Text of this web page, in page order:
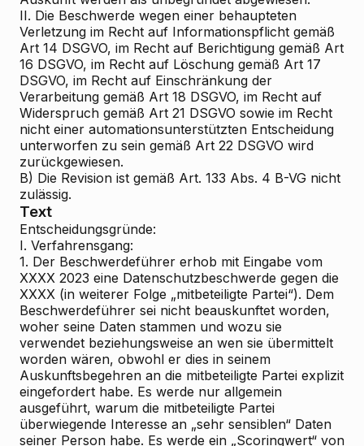
II. Die Beschwerde wegen einer behaupteten
Verletzung im Recht auf Informationspflicht gemäß
Art 14 DSGVO, im Recht auf Berichtigung gemäß Art
16 DSGVO, im Recht auf Löschung gemäß Art 17
DSGVO, im Recht auf Einschränkung der
Verarbeitung gemäß Art 18 DSGVO, im Recht auf
Widerspruch gemäß Art 21 DSGVO sowie im Recht
nicht einer automationsunterstützten Entscheidung
unterworfen zu sein gemäß Art 22 DSGVO wird
zurückgewiesen.
B) Die Revision ist gemäß Art. 133 Abs. 4 B-VG nicht
zulässig.
Text
Entscheidungsgründe:
I. Verfahrensgang:
1. Der Beschwerdeführer erhob mit Eingabe vom
XXXX 2023 eine Datenschutzbeschwerde gegen die
XXXX (in weiterer Folge „mitbeteiligte Partei“). Dem
Beschwerdeführer sei nicht beauskunftet worden,
woher seine Daten stammen und wozu sie
verwendet beziehungsweise an wen sie übermittelt
worden wären, obwohl er dies in seinem
Auskunftsbegehren an die mitbeteiligte Partei explizit
eingefordert habe. Es werde nur allgemein
ausgeführt, warum die mitbeteiligte Partei
überwiegende Interesse an „sehr sensiblen“ Daten
seiner Person habe. Es werde ein „Scoringwert“ von